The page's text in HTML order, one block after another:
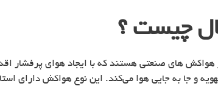
چیست ؟
هواکش های صنعتی هستند که با ایجاد هوای پرفشار
و جا به جایی هوا می‌کند. این نوع هواکش دارای